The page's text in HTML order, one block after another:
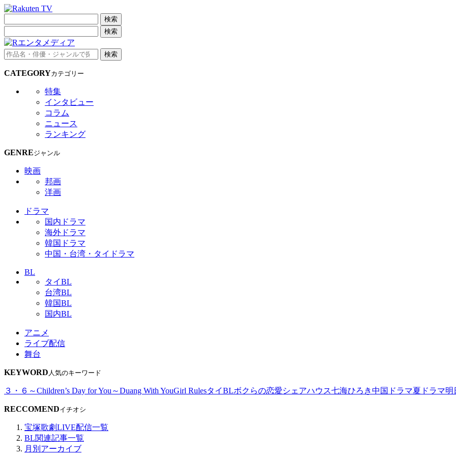
検索
検索
検索
CATEGORYカテゴリー
特集
インタビュー
コラム
ニュース
ランキング
GENREジャンル
映画
邦画
洋画
ドラマ
国内ドラマ
海外ドラマ
韓国ドラマ
中国・台湾・タイドラマ
BL
タイBL
台湾BL
韓国BL
国内BL
アニメ
ライブ配信
舞台
KEYWORD 人気のキーワード
３・６～Children’s Day for You～Duang With YouGirl RulesタイBLボクらの恋愛シェアハウス七海ひろき中国ドラマ夏ドラマ明
RECCOMENDイチオシ
宝塚歌劇LIVE配信一覧
BL関連記事一覧
月別アーカイブ